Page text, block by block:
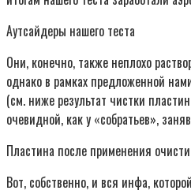
Аутсайдеры нашего теста
Они, конечно, также неплохо
однако в рамках предложенной
(см. ниже результат чистки
очевидной, как у «собратьев»,
Пластина после применения
Вот, собственно, и вся инфа,